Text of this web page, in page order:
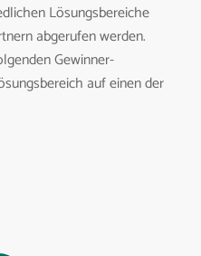
Lösungsbereiche
abgerufen werden.
Gewinner-
auf einen der